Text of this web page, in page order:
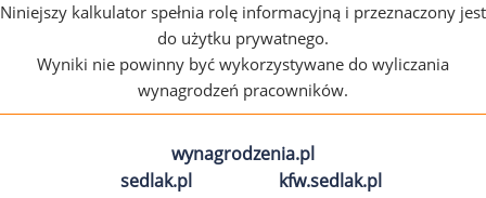
Niniejszy kalkulator spełnia rolę informacyjną i przeznaczony jest
do użytku prywatnego.
Wyniki nie powinny być wykorzystywane do wyliczania
wynagrodzeń pracowników.
wynagrodzenia.pl
sedlak.pl
kfw.sedlak.pl